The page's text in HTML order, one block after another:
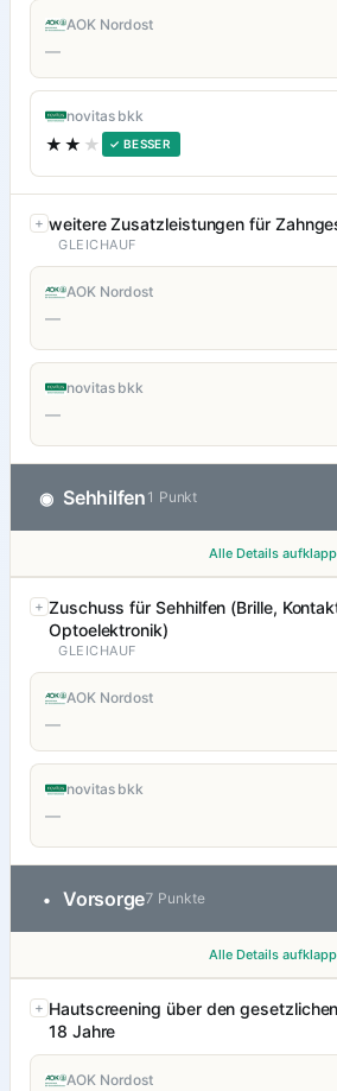
AOK Nordost
—
novitas bkk
★★ ★ ✓ BESSER
weitere Zusatzleistungen für
GLEICHAUF
AOK Nordost
—
novitas bkk
—
◉ Sehhilfen 1 Punkt
Alle Details
Zuschuss für Sehhilfen (Brille,
Optoelektronik)
GLEICHAUF
AOK Nordost
—
novitas bkk
—
• Vorsorge7 Punkte
Alle Details
Hautscreening über den
18 Jahre
AOK Nordost